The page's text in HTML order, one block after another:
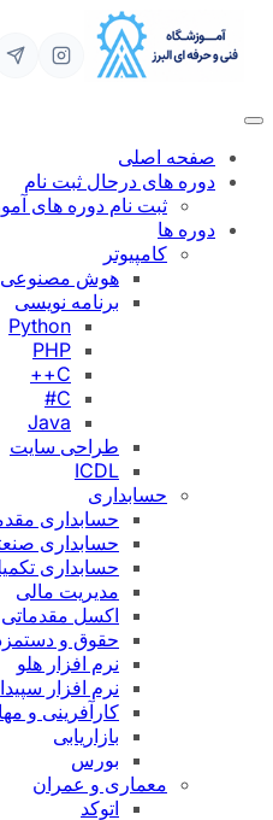
محتوا
صفحه اصلی
دوره های درحال ثبت نام
ثبت نام دوره های
دوره ها
کامپیوتر
هوش مصنوعی
برنامه نویسی
Python
PHP
C++
C#
Java
طراحی سایت
ICDL
حسابداری
حسابداری
حسابداری
حسابداری
مدیریت مالی
اکسل مقدماتی
حقوق و
نرم افزار هلو
نرم افزار
کارآفرینی و
بازاریابی
بورس
معماری و عمران
اتوکد